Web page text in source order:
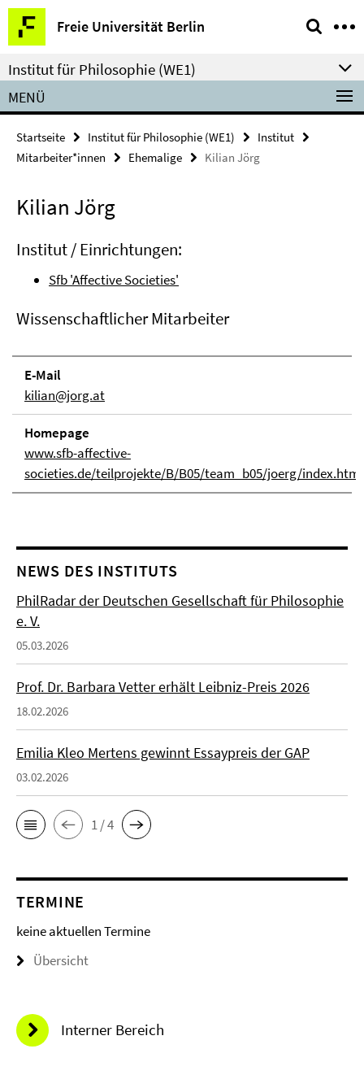
Springe
direkt
zu
Inhalt
Freie Universität Berlin
Service-
Navigation
Institut für Philosophie (WE1)
MENÜ
Startseite Institut für Philosophie (WE1)
Institut
Mitarbeiter*innen
Ehemalige Kilian Jörg
Kilian Jörg
Institut / Einrichtungen:
Sfb 'Affective Societies'
Wissenschaftlicher Mitarbeiter
E-Mail
kilian@jorg.at
Homepage
www.sfb-affective-
societies.de/teilprojekte/B/B05/team_b05/joerg/index.html
NEWS DES INSTITUTS
PhilRadar der Deutschen Gesellschaft für Philosophie
e. V.
05.03.2026
Prof. Dr. Barbara Vetter erhält Leibniz-Preis 2026
18.02.2026
Emilia Kleo Mertens gewinnt Essaypreis der GAP
03.02.2026
1 / 4
TERMINE
keine aktuellen Termine
Übersicht
Interner Bereich